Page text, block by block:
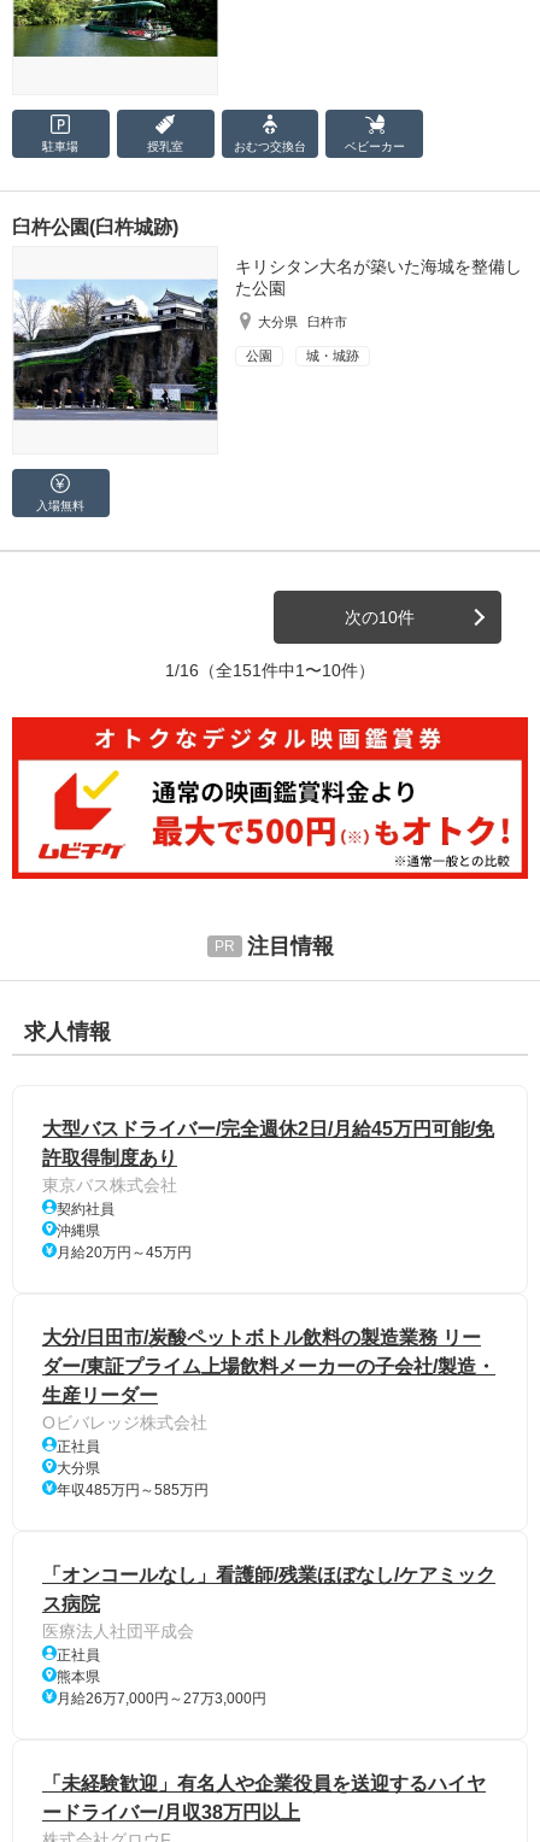
駐車場 授乳室 おむつ交換台 ベビーカー
臼杵公園(臼杵城跡)
キリシタン大名が築いた海城を整備し
た公園
大分県 臼杵市
公園 城・城跡
入場無料
次の10件
1/16 （全151件中1〜10件）
注目情報
求人情報
大型バスドライバー/完全週休2日/月給45万円可能/免
許取得制度あり
東京バス株式会社
契約社員
沖縄県
月給20万円～45万円
大分/日田市/炭酸ペットボトル飲料の製造業務 リー
ダー/東証プライム上場飲料メーカーの子会社/製造・
生産リーダー
Oビバレッジ株式会社
正社員
大分県
年収485万円～585万円
「オンコールなし」看護師/残業ほぼなし/ケアミック
ス病院
医療法人社団平成会
正社員
熊本県
月給26万7,000円～27万3,000円
「未経験歓迎」有名人や企業役員を送迎するハイヤ
ードライバー/月収38万円以上